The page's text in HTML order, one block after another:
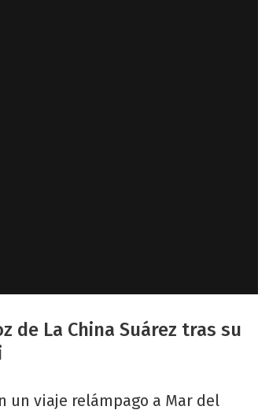
de La China Suárez tras su
un viaje relámpago a Mar del